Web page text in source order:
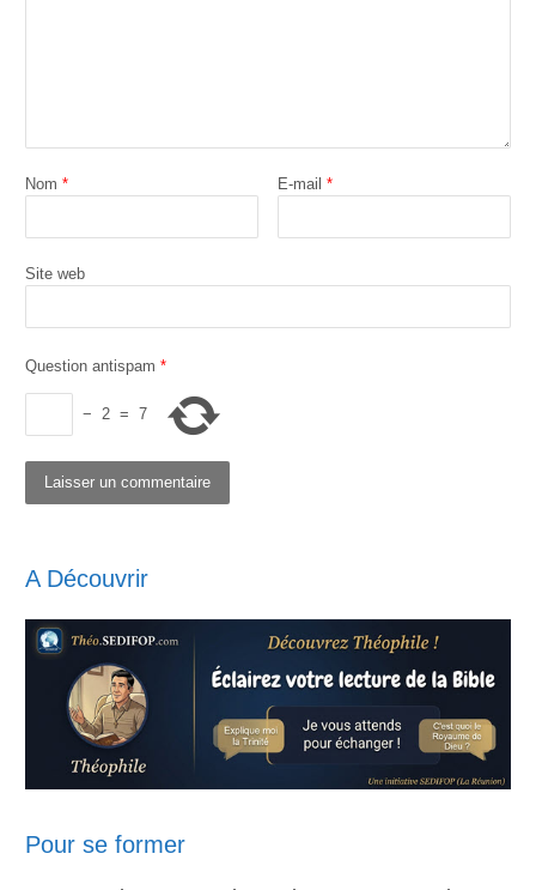
Nom * E-mail*
Site web
Question antispam *
− 2 = 7
A Découvrir
Pour se former